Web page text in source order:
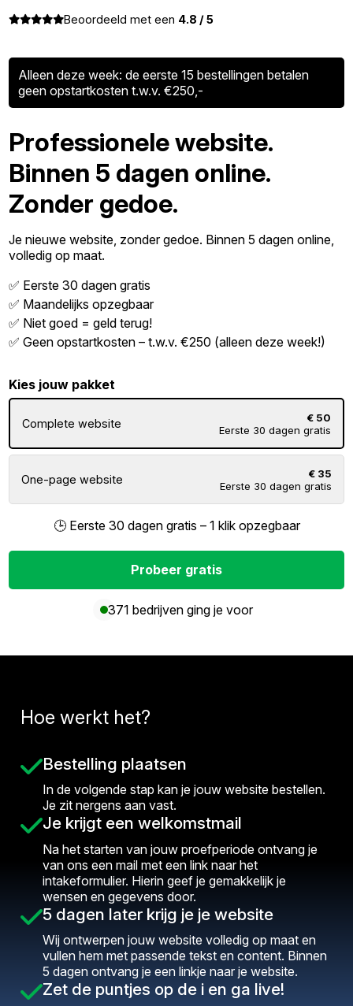
Beoordeeld met een 4.8 / 5
Alleen deze week: de eerste 15 bestellingen betalen
geen opstartkosten t.w.v. €250,-
Professionele website.
Binnen 5 dagen online.
Zonder gedoe.
Je nieuwe website, zonder gedoe. Binnen 5 dagen online,
volledig op maat.
✅ Eerste 30 dagen gratis
✅ Maandelijks opzegbaar
✅ Niet goed = geld terug!
✅ Geen opstartkosten – t.w.v. €250 (alleen deze week!)
Kies jouw pakket
Complete website
€ 50
Eerste 30 dagen gratis
One-page website
€ 35
Eerste 30 dagen gratis
🕒 Eerste 30 dagen gratis – 1 klik opzegbaar
Probeer gratis
371 bedrijven ging je voor
Hoe werkt het?
Bestelling plaatsen
In de volgende stap kan je jouw website bestellen.
Je zit nergens aan vast.
Je krijgt een welkomstmail
Na het starten van jouw proefperiode ontvang je
van ons een mail met een link naar het
intakeformulier. Hierin geef je gemakkelijk je
wensen en gegevens door.
5 dagen later krijg je je website
Wij ontwerpen jouw website volledig op maat en
vullen hem met passende tekst en content. Binnen
5 dagen ontvang je een linkje naar je website.
Zet de puntjes op de i en ga live!